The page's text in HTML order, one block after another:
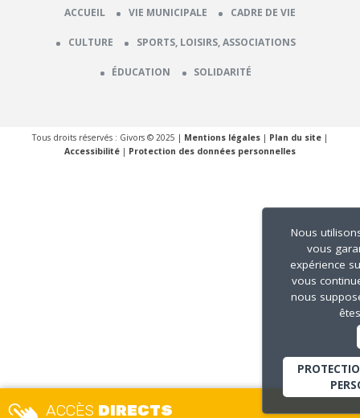
ACCÈS DIRECTS
ACCUEIL VIE MUNICIPALE CADRE DE VIE
CULTURE SPORTS, LOISIRS, ASSOCIATIONS
ÉDUCATION SOLIDARITÉ
Tous droits réservés : Givors © 2025 | Mentions légales | Plan du site |
Accessibilité | Protection des données personnelles
Nous
vous
expérience
vous
nous